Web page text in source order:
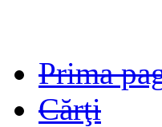
Prima
Cărţi